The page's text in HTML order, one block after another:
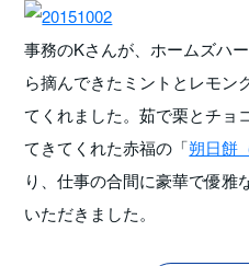
事務のKさんが、ホームズハ
ら摘んできたミントとレモン
てくれました。茹で栗とチョ
てきてくれた赤福の「朔日餅
り、仕事の合間に豪華で優雅
いただきました。